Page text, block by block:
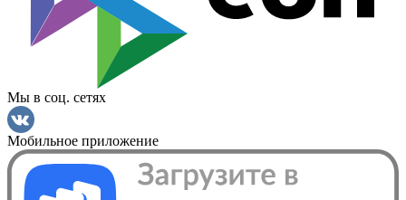
Мы в соц. сетях
Мобильное приложение